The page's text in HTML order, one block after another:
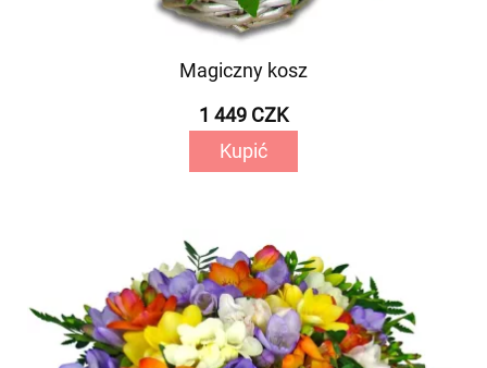
Magiczny kosz
1 449 CZK
Kupić